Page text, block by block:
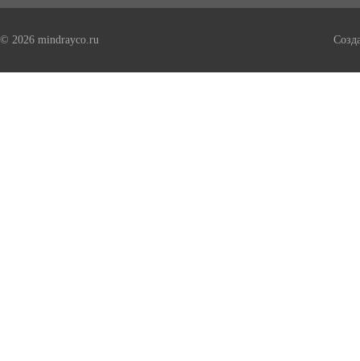
© 2026 mindrayco.ru